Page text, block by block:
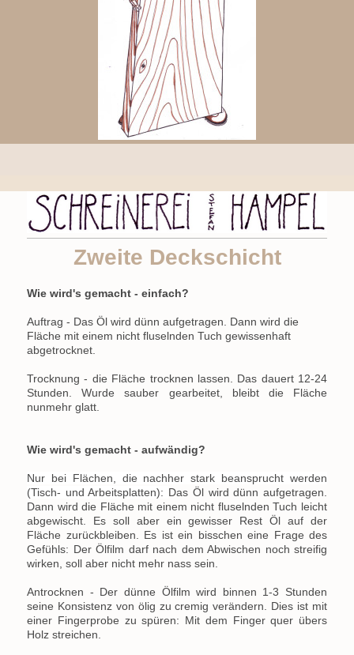
Zweite Deckschicht
Wie wird's gemacht - einfach?
Auftrag - Das Öl wird dünn aufgetragen. Dann wird die
Fläche mit einem nicht fluselnden Tuch gewissenhaft
abgetrocknet.
Trocknung - die Fläche trocknen lassen. Das dauert 12-24
Stunden. Wurde sauber gearbeitet, bleibt die Fläche
nunmehr glatt.
Wie wird's gemacht - aufwändig?
Nur bei Flächen, die nachher stark beansprucht werden
(Tisch- und Arbeitsplatten): Das Öl wird dünn aufgetragen.
Dann wird die Fläche mit einem nicht fluselnden Tuch leicht
abgewischt. Es soll aber ein gewisser Rest Öl auf der
Fläche zurückbleiben. Es ist ein bisschen eine Frage des
Gefühls: Der Ölfilm darf nach dem Abwischen noch streifig
wirken, soll aber nicht mehr nass sein.
Antrocknen - Der dünne Ölfilm wird binnen 1-3 Stunden
seine Konsistenz von ölig zu cremig verändern. Dies ist mit
einer Fingerprobe zu spüren: Mit dem Finger quer übers
Holz streichen.